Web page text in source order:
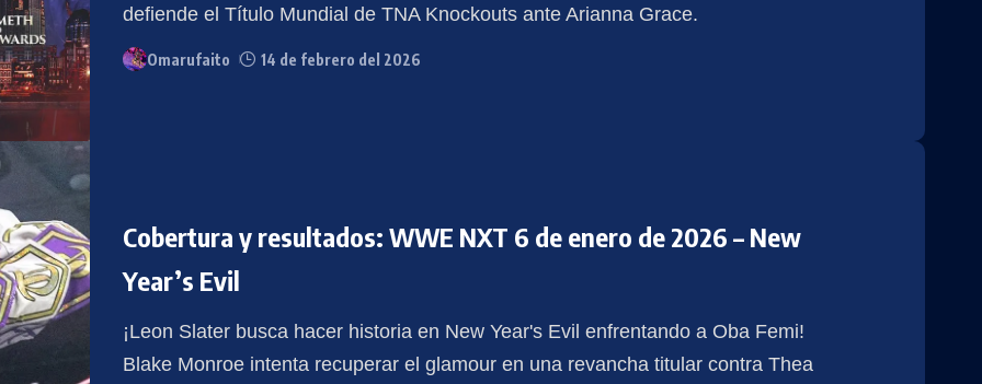
defiende el Título Mundial de TNA Knockouts ante Arianna Grace.
Omarufaito 14 de febrero del 2026
Cobertura y resultados: WWE NXT 6 de enero de 2026 – New
Year’s Evil
¡Leon Slater busca hacer historia en New Year's Evil enfrentando a Oba Femi!
Blake Monroe intenta recuperar el glamour en una revancha titular contra Thea